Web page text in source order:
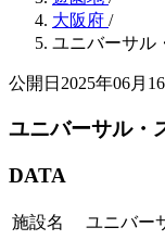
大阪府 /
ユニバーサル
公開日2025年06月16
ユニバーサル・
DATA
施設名
ユニバー